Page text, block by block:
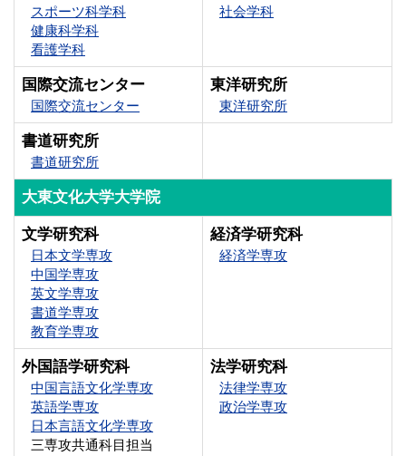
スポーツ科学科
健康科学科
看護学科
社会学科
国際交流センター
国際交流センター
東洋研究所
東洋研究所
書道研究所
書道研究所
大東文化大学大学院
文学研究科
日本文学専攻
中国学専攻
英文学専攻
書道学専攻
教育学専攻
経済学研究科
経済学専攻
外国語学研究科
中国言語文化学専攻
英語学専攻
日本言語文化学専攻
三専攻共通科目担当
法学研究科
法律学専攻
政治学専攻